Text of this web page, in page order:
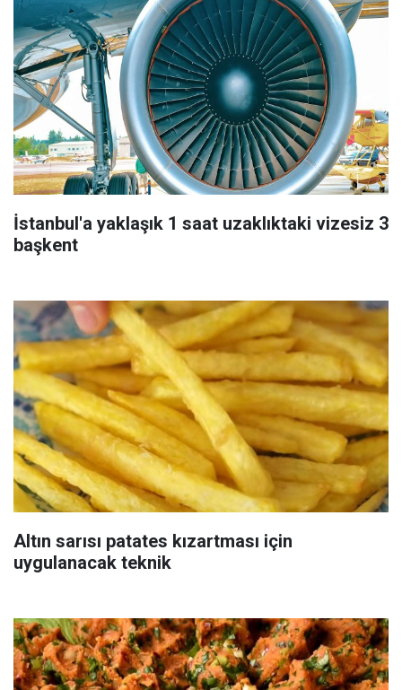
İstanbul'a yaklaşık 1 saat uzaklıktaki vizesiz 3
başkent
Altın sarısı patates kızartması için
uygulanacak teknik